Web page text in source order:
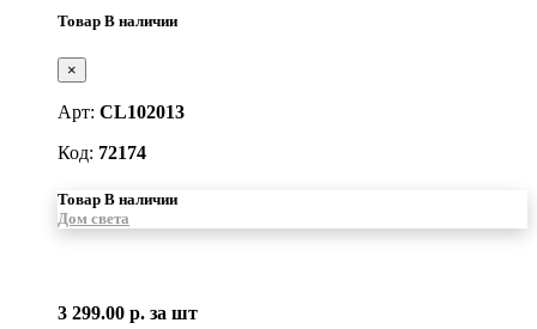
Товар В наличии
×
Арт: CL102013
Код: 72174
Товар В наличии
Дом света
3 299.00 р. за шт